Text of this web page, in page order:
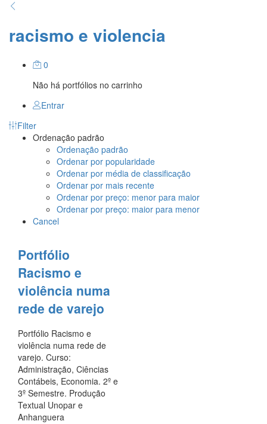
racismo e violencia
0
Não há portfólios no carrinho
Entrar
Filter
Ordenação padrão
Ordenação padrão
Ordenar por popularidade
Ordenar por média de classificação
Ordenar por mais recente
Ordenar por preço: menor para maior
Ordenar por preço: maior para menor
Cancel
Portfólio
Racismo e
violência numa
rede de varejo
Portfólio Racismo e
violência numa rede de
varejo. Curso:
Administração, Ciências
Contábeis, Economia. 2º e
3º Semestre. Produção
Textual Unopar e
Anhanguera